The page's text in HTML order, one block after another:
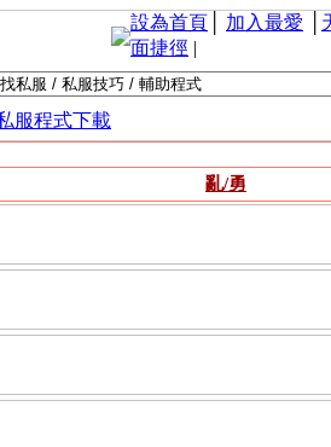
設為首頁 加入最愛
面捷徑 |
服程式下載
亂/勇